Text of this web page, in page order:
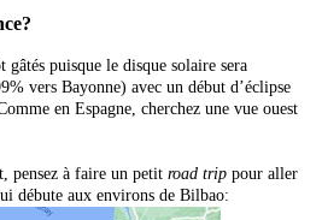
gâtés puisque le disque solaire sera
vers Bayonne) avec un début d’éclipse
en Espagne, cherchez une vue ouest
pensez à faire un petit road trip pour aller
débute aux environs de Bilbao: